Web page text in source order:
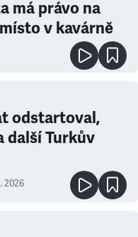
má právo na
v kavárně
odstartoval,
další Turkův
2026